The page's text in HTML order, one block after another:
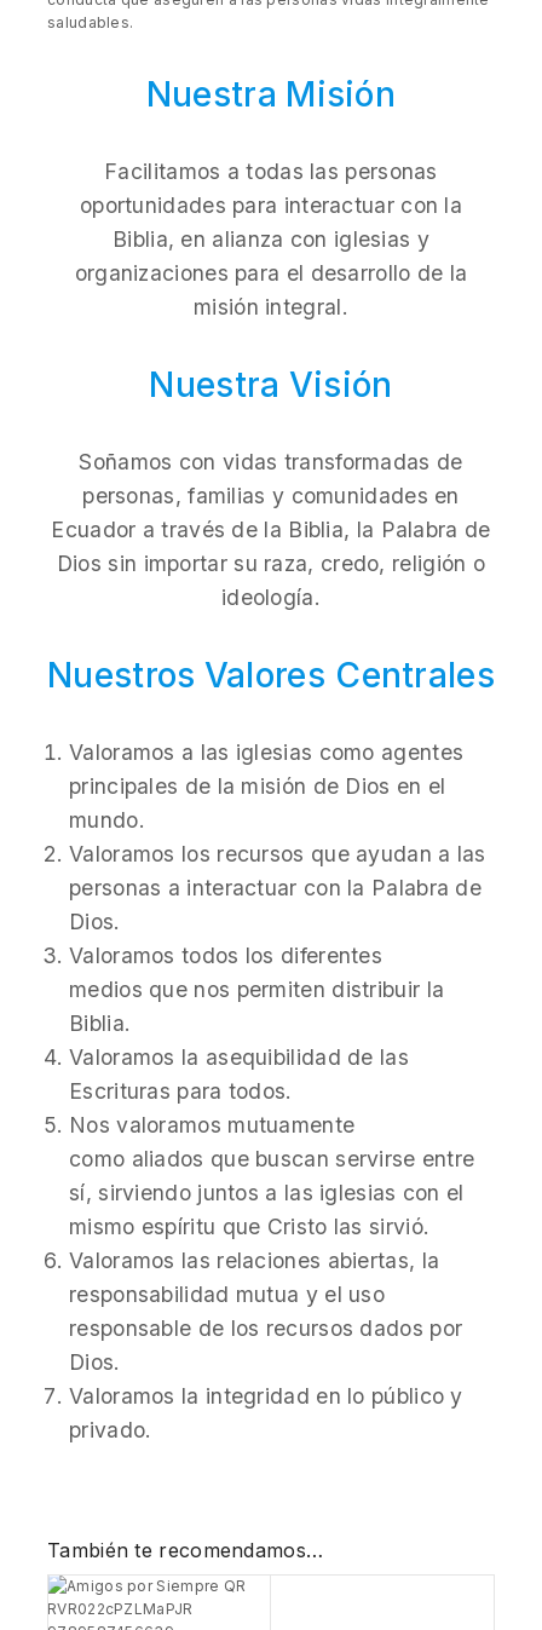
saludables.
Nuestra Misión
Facilitamos a todas las personas
oportunidades para interactuar con la
Biblia, en alianza con iglesias y
organizaciones para el desarrollo de la
misión integral.
Nuestra Visión
Soñamos con vidas transformadas de
personas, familias y comunidades en
Ecuador a través de la Biblia, la Palabra de
Dios sin importar su raza, credo, religión o
ideología.
Nuestros Valores Centrales
Valoramos a las iglesias como agentes
principales de la misión de Dios en el
mundo.
Valoramos los recursos que ayudan a las
personas a interactuar con la Palabra de
Dios.
Valoramos todos los diferentes
medios que nos permiten distribuir la
Biblia.
Valoramos la asequibilidad de las
Escrituras para todos.
Nos valoramos mutuamente
como aliados que buscan servirse entre
sí, sirviendo juntos a las iglesias con el
mismo espíritu que Cristo las sirvió.
Valoramos las relaciones abiertas, la
responsabilidad mutua y el uso
responsable de los recursos dados por
Dios.
Valoramos la integridad en lo público y
privado.
También te recomendamos…